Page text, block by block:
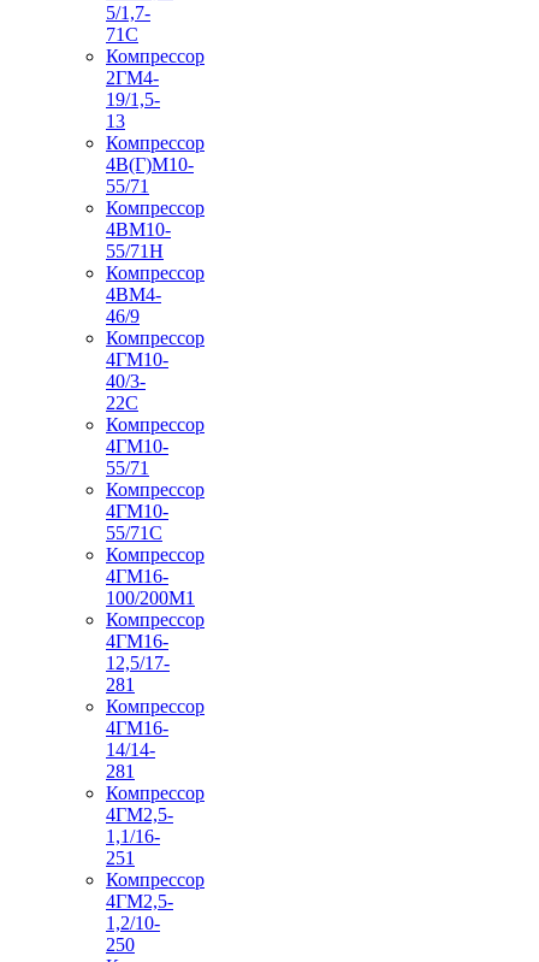
5/1,7-
71С
Компрессор
2ГМ4-
19/1,5-
13
Компрессор
4В(Г)М10-
55/71
Компрессор
4ВМ10-
55/71Н
Компрессор
4ВМ4-
46/9
Компрессор
4ГМ10-
40/3-
22С
Компрессор
4ГМ10-
55/71
Компрессор
4ГМ10-
55/71С
Компрессор
4ГМ16-
100/200М1
Компрессор
4ГМ16-
12,5/17-
281
Компрессор
4ГМ16-
14/14-
281
Компрессор
4ГМ2,5-
1,1/16-
251
Компрессор
4ГМ2,5-
1,2/10-
250